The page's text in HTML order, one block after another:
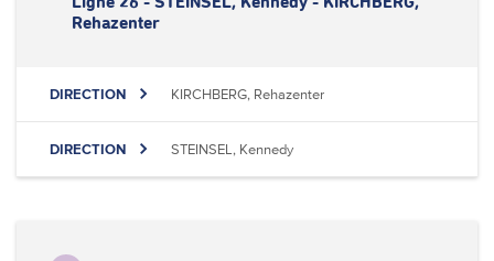
Rehazenter
DIRECTION KIRCHBERG, Rehazenter
DIRECTION STEINSEL, Kennedy